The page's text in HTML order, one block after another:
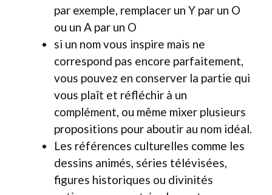
par exemple, remplacer un Y par un O
ou un A par un O
si un nom vous inspire mais ne
correspond pas encore parfaitement,
vous pouvez en conserver la partie qui
vous plaît et réfléchir à un
complément, ou même mixer plusieurs
propositions pour aboutir au nom idéal.
Les références culturelles comme les
dessins animés, séries télévisées,
figures historiques ou divinités